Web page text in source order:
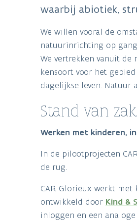
waarbij abiotiek,
We willen vooral de
natuurinrichting op
We vertrekken vanuit
kensoort voor het
dagelijkse leven. Natuur
Stand van
Werken met kinderen,
In de pilootprojecten
de rug.
CAR Glorieux werkt
ontwikkeld door Kind &
inloggen en een